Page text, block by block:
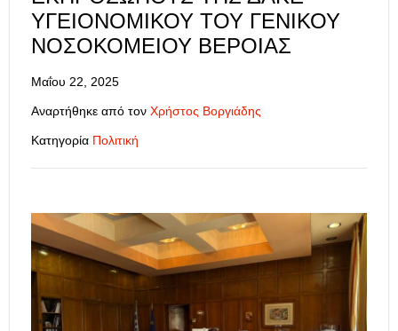
ΥΓΕΙΟΝΟΜΙΚΟΎ ΤΟΥ ΓΕΝΙΚΟΎ
ΝΟΣΟΚΟΜΕΊΟΥ ΒΈΡΟΙΑΣ
Μαΐου 22, 2025
Αναρτήθηκε από τον Χρήστος Βοργιάδης
Κατηγορία Πολιτική